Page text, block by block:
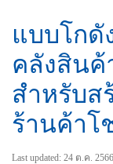
แบบโกดั
คลังสินค้
สำหรับส
ร้านค้าโ
Last updated: 24 ต.ค. 2566